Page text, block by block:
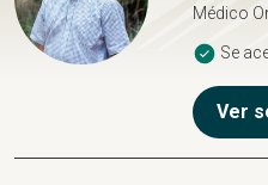
Médico
Se
Ver